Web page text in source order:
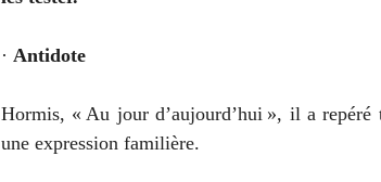
· Antidote
Hormis, « Au jour d’aujourd’hui », il a
une expression familière.